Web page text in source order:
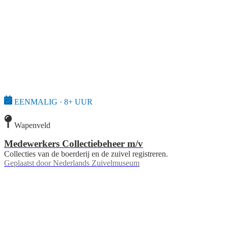
EENMALIG · 8+ UUR
Wapenveld
Medewerkers Collectiebeheer m/v
Collecties van de boerderij en de zuivel registreren.
Geplaatst door Nederlands Zuivelmuseum